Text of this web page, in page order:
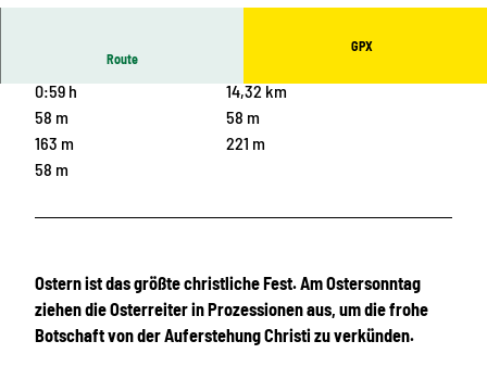
nd Oberlausitz |CC-BY
Route
GPX
0:59 h
14,32 km
58 m
58 m
163 m
221 m
58 m
Ostern ist das größte christliche Fest. Am Ostersonntag
ziehen die Osterreiter in Prozessionen aus, um die frohe
Botschaft von der Auferstehung Christi zu verkünden.